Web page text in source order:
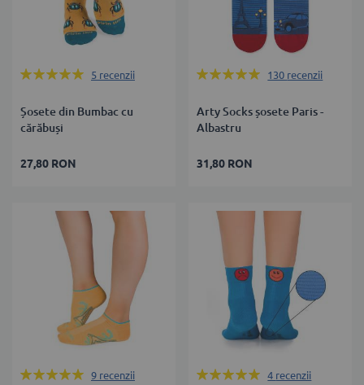
Rating:
5 recenzii
Șosete din Bumbac cu
cărăbuși
27,80 RON
Rating:
130 recenzii
Arty Socks șosete Paris -
Albastru
31,80 RON
Rating:
9 recenzii
Rating:
4 recenzii